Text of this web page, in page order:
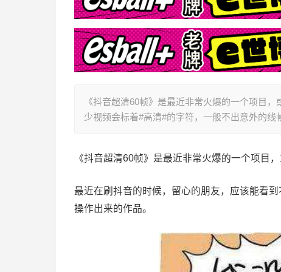
《抖音超清60帧》是最近非常火爆的一个项目
少视频会标着#高清#的字符，一般不出意外的线
《抖音超清60帧》是最近非常火爆的一个项目，
最近在刷抖音的时候，留心的朋友，应该能看
操作出来的作品。